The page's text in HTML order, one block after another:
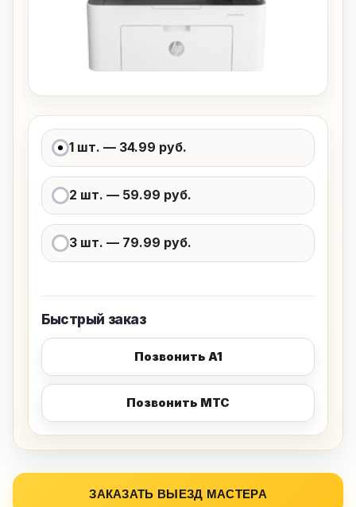
Варианты заправки и цена
1 шт. — 34.99 руб.
2 шт. — 59.99 руб.
3 шт. — 79.99 руб.
Быстрый заказ
Позвонить A1
Позвонить МТС
ЗАКАЗАТЬ ВЫЕЗД МАСТЕРА